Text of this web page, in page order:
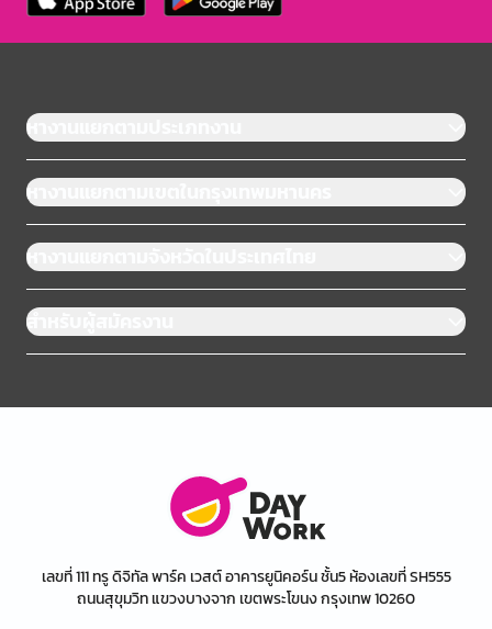
หางานแยกตามประเภทงาน
หางานแยกตามเขตในกรุงเทพมหานคร
หางานแยกตามจังหวัดในประเทศไทย
สำหรับผู้สมัครงาน
เลขที่ 111 ทรู ดิจิทัล พาร์ค เวสต์ อาคารยูนิคอร์น ชั้น5 ห้องเลขที่ SH555
ถนนสุขุมวิท แขวงบางจาก เขตพระโขนง กรุงเทพ 10260